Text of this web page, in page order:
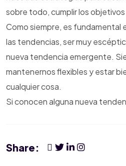
sobre todo, cumplir los
Como siempre, es fundamental
las tendencias, ser muy
nueva tendencia emergente.
mantenernos flexibles y estar
cualquier cosa.
Si conocen alguna nueva
Share: